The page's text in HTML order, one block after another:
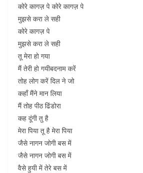
कोरे कागज़ पे कोरे कागज़ पे
मुझसे करा ले सही
कोरे कागज़ पे
मुझसे करा ले सही
तू मेरा हो गया
मैं तेरी हो गयीबदनाम करें
तोह लोग करें दिल ने जो
कहाँ मैंने मान लिया
मैं तोह पीठ ढिंडोरा
कह दूंगी तु है
मेरा पिया तू है मेरा पिया
जैसे नागन जोगी बस में
जैसे नागन जोगी बस में
वैसे हुयी में तेरे बस में